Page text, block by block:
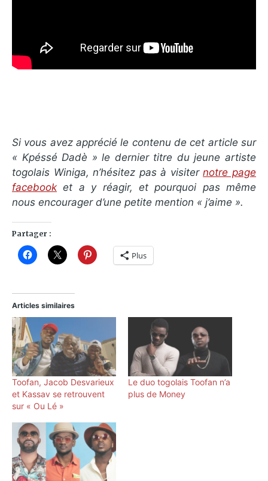
Si vous avez apprécié le contenu de cet article sur
« Kpéssé Dadè » le dernier titre du jeune artiste
togolais Winiga, n’hésitez pas à visiternotre page
facebook et a y réagir, et pourquoi pas même
nous encourager d’une petite mention « j’aime ».
Partager :
Plus
Articles similaires
Toofan, Jacob Desvarieux
et Kassav se retrouvent
sur « Ou Lé »
Le duo togolais Toofan n’a
plus de Money